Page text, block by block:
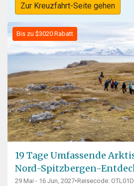
Zur Kreuzfahrt-Seite gehen
Bis zu $3020 Rabatt
19 Tage Umfassende
Nord-Spitzbergen-
29 Mai - 16 Jun, 2027•Reisecode: